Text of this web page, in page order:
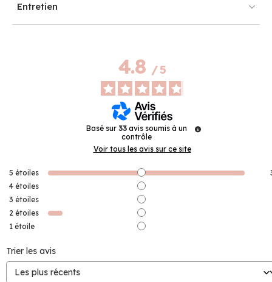
Entretien
4.8/5
Basé sur 33 avis soumis à un
contrôle
Voir tous les avis sur ce site
5 étoiles
4 étoiles
3 étoiles
2 étoiles
1 étoile
Trier les avis